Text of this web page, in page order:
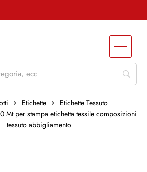
Etichette
Etichette Tessuto
Mt per stampa etichetta tessile composizioni
tessuto abbigliamento